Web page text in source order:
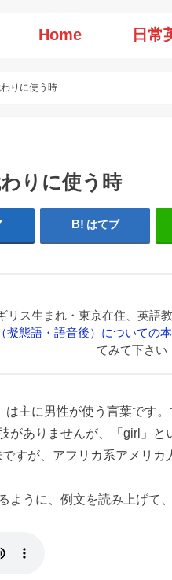
Home 日常
りに使う時
りに使う時
はてブ
リス生まれ・東京在住、英語
擬態語・語音後）についての本
てみて下さい
は主に男性が使う言葉です
がありませんが、「girl」と
すが、アフリカ系アメリ
ように、例文を読み上げて